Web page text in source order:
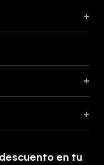
+
+
+
en tu